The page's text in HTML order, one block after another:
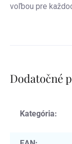
voľbou pre
Dodatočné
Kategória: